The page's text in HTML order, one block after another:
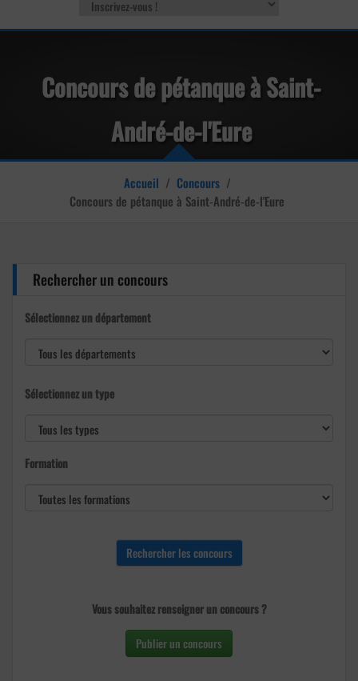
Concours de pétanque à Saint-
André-de-l'Eure
Accueil / Concours /
Concours de pétanque à Saint-André-de-l'Eure
Rechercher un concours
Sélectionnez un département
Sélectionnez un type
Formation
Vous souhaitez renseigner un concours ?
Publier un concours